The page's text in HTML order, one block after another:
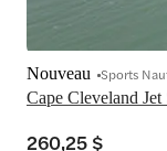
Cape Cleveland
Nouveau Sports
260,25 $